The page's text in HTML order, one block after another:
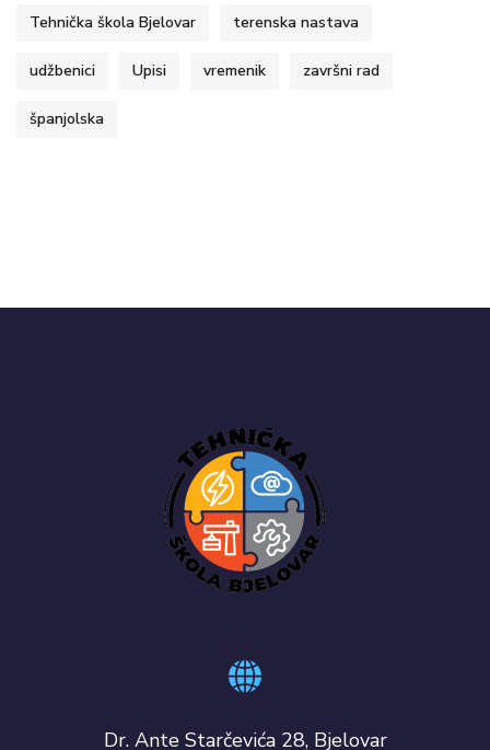
Tehnička škola Bjelovar terenska nastava
udžbenici Upisi vremenik završni rad
španjolska
Dr. Ante Starčevića 28, Bjelovar